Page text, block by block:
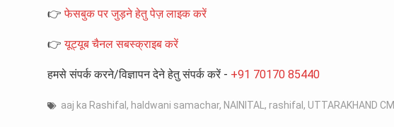
👉फेसबुक पर जुड़ने हेतु पेज़ लाइक करें
👉यूट्यूब चैनल सबस्क्राइब करें
हमसे संपर्क करने/विज्ञापन देने हेतु संपर्क करें - +91 70170 85440
aaj ka Rashifal , haldwani samachar, NAINITAL , rashifal , UTTARAKHAND CM